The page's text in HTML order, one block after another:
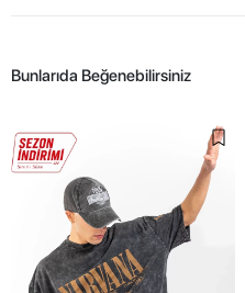
Bunlarıda Beğenebilirsiniz